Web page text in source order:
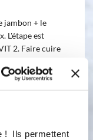
! Ils permettent
jambon + le
L'étape est
2. Faire cuire
environ 45